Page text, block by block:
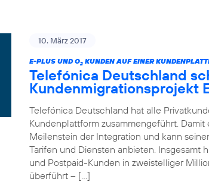
10. März 2017
E-PLUS UND O2 KUNDEN AUF EINER
Telefónica Deutschland
Kundenmigrationsprojekt
Telefónica Deutschland hat alle
Kundenplattform zusammengeführt.
Meilenstein der Integration und kann
Tarifen und Diensten anbieten. Insgesamt
und Postpaid-Kunden in zweistelliger
überführt – […]